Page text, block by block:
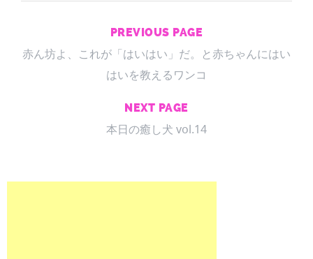
PREVIOUS PAGE
赤ん坊よ、これが「はいはい」だ。と赤ちゃんにはい
はいを教えるワンコ
NEXT PAGE
本日の癒し犬 vol.14